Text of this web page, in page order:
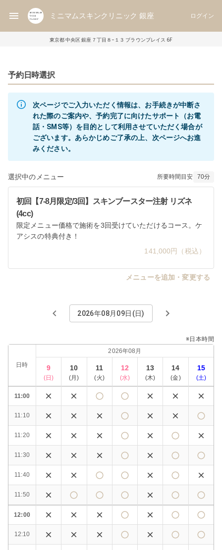
ミニマムスキンクリニック 銀座 ログイン
東京都 中央区 銀座７丁目８−１３ ブラウンプレイス 6F
予約日時選択
次ページでご入力いただく情報は、お手続きが中断さ
れた際のご案内や、予約完了に向けたサポート（お電
話・SMS等）を目的として利用させていただく場合が
ございます。あらかじめご了承の上、次ページへお進
みください。
選択中のメニュー 所要時間目安 70分
初回【7-8月限定/3回】スキンブースター注射 リズネ
(4cc)
限定メニュー価格で施術を3回受けていただけるコース。ケ
アシスの特典付き！
141,000円（税込）
メニューを追加・変更する
2026年08月09日(日)
※日本時間
日時
2026年08月
9
(日)
10
(月)
11
(火)
12
(水)
13
(木)
14
(金)
15
(土)
11:00
11:10
11:20
11:30
11:40
11:50
12:00
12:10